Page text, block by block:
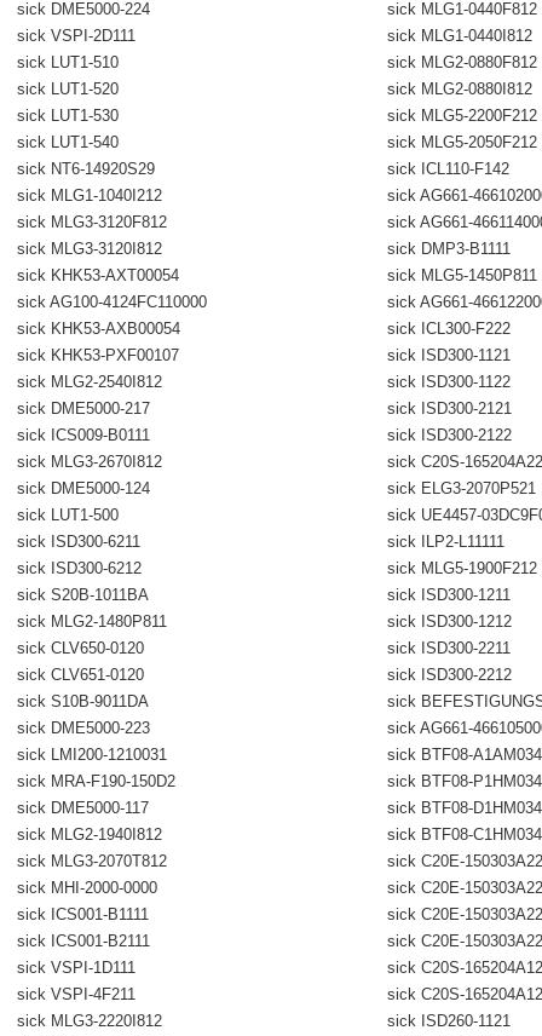
sick DME5000-224
sick MLG1-0440F812
sick VSPI-2D111
sick MLG1-0440I812
sick LUT1-510
sick MLG2-0880F812
sick LUT1-520
sick MLG2-0880I812
sick LUT1-530
sick MLG5-2200F212
sick LUT1-540
sick MLG5-2050F212
sick NT6-14920S29
sick ICL110-F142
sick MLG1-1040I212
sick AG661-
sick MLG3-3120F812
sick AG661-
sick MLG3-3120I812
sick DMP3-B1111
sick KHK53-AXT00054
sick MLG5-1450P811
sick AG100-4124FC110000
sick AG661-
sick KHK53-AXB00054
sick ICL300-F222
sick KHK53-PXF00107
sick ISD300-1121
sick MLG2-2540I812
sick ISD300-1122
sick DME5000-217
sick ISD300-2121
sick ICS009-B0111
sick ISD300-2122
sick MLG3-2670I812
sick C20S-165204A22
sick DME5000-124
sick ELG3-2070P521
sick LUT1-500
sick UE4457-
sick ISD300-6211
sick ILP2-L11111
sick ISD300-6212
sick MLG5-1900F212
sick S20B-1011BA
sick ISD300-1211
sick MLG2-1480P811
sick ISD300-1212
sick CLV650-0120
sick ISD300-2211
sick CLV651-0120
sick ISD300-2212
sick S10B-9011DA
sick
sick DME5000-223
sick AG661-
sick LMI200-1210031
sick BTF08-
sick MRA-F190-150D2
sick BTF08-
sick DME5000-117
sick BTF08-
sick MLG2-1940I812
sick BTF08-
sick MLG3-2070T812
sick C20E-150303A22
sick MHI-2000-0000
sick C20E-150303A22
sick ICS001-B1111
sick C20E-150303A22
sick ICS001-B2111
sick C20E-150303A22
sick VSPI-1D111
sick C20S-165204A12
sick VSPI-4F211
sick C20S-165204A12
sick MLG3-2220I812
sick ISD260-1121